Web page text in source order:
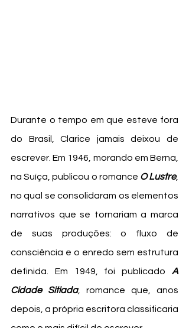
Durante o tempo em que esteve fora
do Brasil, Clarice jamais deixou de
escrever. Em 1946, morando em Berna,
na Suíça, publicou o romance O Lustre,
no qual se consolidaram os elementos
narrativos que se tornariam a marca
de suas produções: o fluxo de
consciência e o enredo sem estrutura
definida. Em 1949, foi publicado A
Cidade Sitiada, romance que, anos
depois, a própria escritora classificaria